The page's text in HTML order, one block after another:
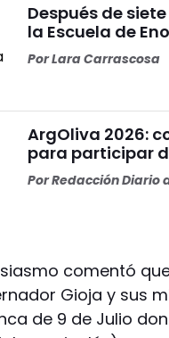
Después de
la Escuela de
PorLara Carrascosa
ArgOliva 2026:
para participar
PorRedacción Diario
comentó
Gioja y sus
de 9 de Julio